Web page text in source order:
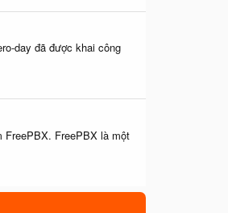
day đã được khai công
FreePBX. FreePBX là một